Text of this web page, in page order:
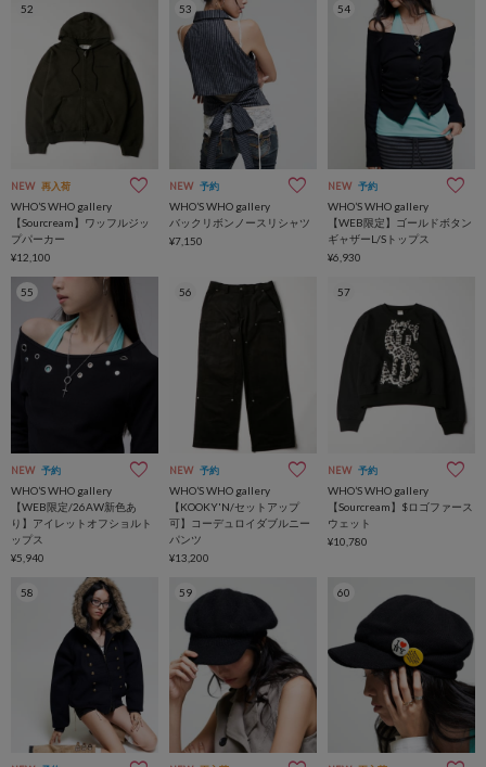
52
NEW 再入荷
WHO’S WHO gallery
【Sourcream】ワッフルジッ
プパーカー
¥12,100
53
NEW 予約
WHO’S WHO gallery
バックリボンノースリシャツ
¥7,150
54
NEW 予約
WHO’S WHO gallery
【WEB限定】ゴールドボタン
ギャザーL/Sトップス
¥6,930
55
NEW 予約
WHO’S WHO gallery
【WEB限定/26AW新色あ
り】アイレットオフショルト
ップス
¥5,940
56
NEW 予約
WHO’S WHO gallery
【KOOKY'N/セットアップ
可】コーデュロイダブルニー
パンツ
¥13,200
57
NEW 予約
WHO’S WHO gallery
【Sourcream】$ロゴファース
ウェット
¥10,780
58 59 60